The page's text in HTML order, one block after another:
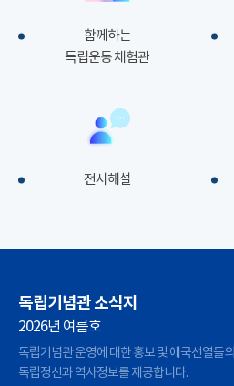
함께하는
독립운동 체험관
전시해설
독립기념관 소식지
2026년 여름호
독립기념관 운영에 대한 홍보 및 애국선열들의
독립정신과 역사정보를 제공합니다.